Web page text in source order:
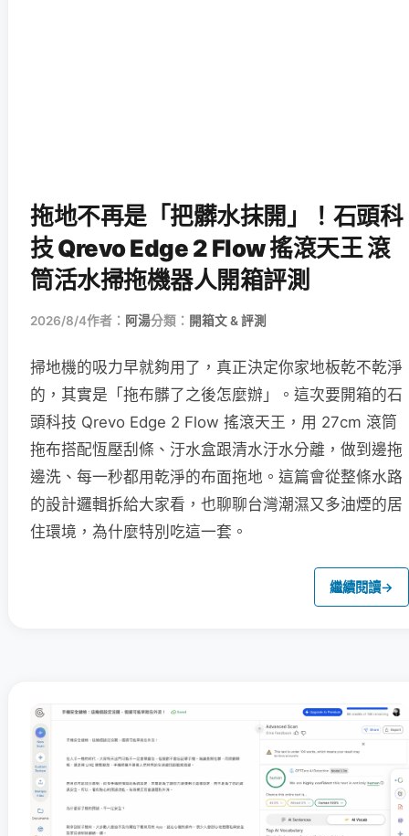
拖地不再是「把髒水抹開」！石頭科
技 Qrevo Edge 2 Flow 搖滾天王 滾
筒活水掃拖機器人開箱評測
2026/8/4作者： 阿湯分類： 開箱文 & 評測
掃地機的吸力早就夠用了，真正決定你家地板乾不乾淨
的，其實是「拖布髒了之後怎麼辦」。這次要開箱的石
頭科技 Qrevo Edge 2 Flow 搖滾天王，用 27cm 滾筒
拖布搭配恆壓刮條、汙水盒跟清水汙水分離，做到邊拖
邊洗、每一秒都用乾淨的布面拖地。這篇會從整條水路
的設計邏輯拆給大家看，也聊聊台灣潮濕又多油煙的居
住環境，為什麼特別吃這一套。
繼續閱讀→